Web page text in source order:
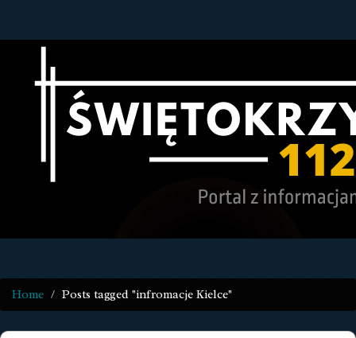
Home Posts tagged "infromacje Kielce"